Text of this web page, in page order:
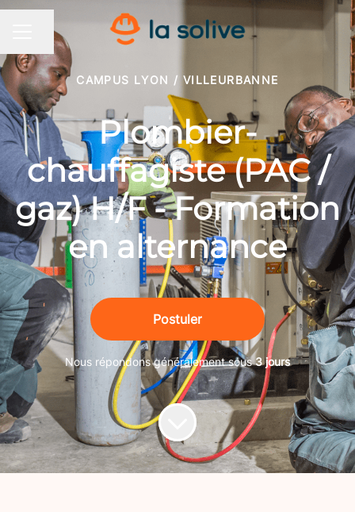
MENU CARRIÈRE
Partager la page
CAMPUS LYON / VILLEURBANNE
Plombier-
chauffagiste (PAC /
gaz) H/F - Formation
en alternance
Postuler
Nous répondons généralement sous3 jours